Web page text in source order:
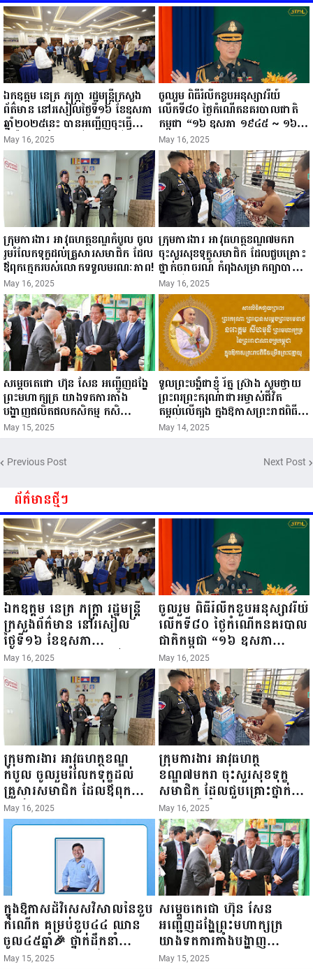
ឯកឧត្តម នេត្រ ភក្ត្រា រដ្ឋមន្ត្រីក្រសួង
ព័ត៌មាន នៅរសៀលថ្ងៃទី១៦ ខែឧសភា
ឆ្នាំ២០២៥នេះ បានអញ្ជើញចុះធ្វើ
ជំរឿនថ្នាក់ដឹកនាំមន្ត្រីរាជការស៉ីវិល នៃ
ក្រសួងព័ត៌មាន...
May 16, 2025
ចូលរួម ពិធីរំលឹកខួបអនុស្សាវរីយ៍
លើកទី៨០ ថ្ងៃកំណើតនគរបាលជាតិ
កម្ពុជា “១៦ ឧសភា ១៩៤៥ ~ ១៦
ឧសភា ២០២៥”...
May 16, 2025
ក្រុមការងារ អាវុធហត្ថខណ្ឌកំបូល ចូល
រួមរំលែកទុក្ខដល់គ្រួសារសមាជិក ដែល
ឪពុកក្មេករបស់លោកទទួលមរណៈភាព!
May 16, 2025
ក្រុមការងារ អាវុធហត្ថខណ្ឌ៧មករា
ចុះសួរសុខទុក្ខសមាជិក ដែលជួបគ្រោះ
ថ្នាក់ចរាចរណ៍ កំពុងសម្រាកព្យាបាល
នៅមន្ទីរពេទ្យ!
May 16, 2025
សម្តេចតេជោ ហ៊ុន សែន អញ្ជើញដង្ហែ
ព្រះមហាក្សត្រ យាងទតការតាំង
បង្ហាញផលិតផលកសិកម្ម កសិ
ឧស្សាហកម្ម និងសិប្បកម្ម ក្នុងព្រះរាជ
May 15, 2025
ទូលព្រះបង្គំជាខ្ញុំ រ័ត្ន ស្រ៊ាង សូមថ្វាយ
ព្រះពរព្រះករុណាជាអម្ចាស់ជីវិត
តម្កល់លើត្បូង ក្នុងឱកាសព្រះរាជពិធី
ចម្រើនព្រះជន្ម គម្រប់ខួប៧២ យាងចូល
May 14, 2025
Previous Post Next Post
ព័ត៌មានថ្មីៗ
ឯកឧត្តម នេត្រ ភក្ត្រា រដ្ឋមន្ត្រី
ក្រសួងព័ត៌មាន នៅរសៀល
ថ្ងៃទី១៦ ខែឧសភា
ឆ្នាំ២០២៥នេះ បានអញ្ជើញចុះ
ធ្វើជំរឿនថ្នាក់ដឹកនាំមន្ត្រីរាជ
ការស៉ីវិល នៃក្រសួងព័ត៌មាន...
May 16, 2025
ចូលរួម ពិធីរំលឹកខួបអនុស្សាវរីយ៍
លើកទី៨០ ថ្ងៃកំណើតនគរបាល
ជាតិកម្ពុជា “១៦ ឧសភា
១៩៤៥ ~ ១៦ ឧសភា
២០២៥”...
May 16, 2025
ក្រុមការងារ អាវុធហត្ថខណ្ឌ
កំបូល ចូលរួមរំលែកទុក្ខដល់
គ្រួសារសមាជិក ដែលឪពុកក្មេក
របស់លោកទទួលមរណៈភាព!
May 16, 2025
ក្រុមការងារ អាវុធហត្ថ
ខណ្ឌ៧មករា ចុះសួរសុខទុក្ខ
សមាជិក ដែលជួបគ្រោះថ្នាក់
ចរាចរណ៍ កំពុងសម្រាកព្យាបាល
នៅមន្ទីរពេទ្យ!
May 16, 2025
ក្នុងឱកាសដ៏វិសេសវិសាលនៃខួប
កំណើត គម្រប់ខួប៤៤ ឈាន
ចូល៤៥ឆ្នាំ🎉 ថ្នាក់ដឹកនាំ
សមាជិក សមាជិកា នៃក្រុម
May 15, 2025
សម្តេចតេជោ ហ៊ុន សែន
អញ្ជើញដង្ហែព្រះមហាក្សត្រ
យាងទតការតាំងបង្ហាញ
ផលិតផលកសិកម្ម កសិ
May 15, 2025